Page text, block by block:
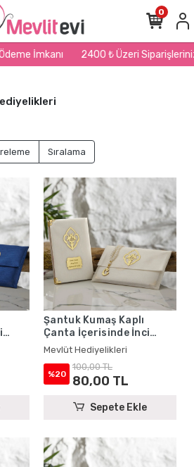
2400 ₺ Üzeri Siparişlerinizde Kargo
0
Sıralama
-
Şantuk Kumaş Kaplı
Çanta İçerisinde İnci
Tesbihli Krem Renkli
Şantuk Yasin Kitabı Seti -
Mevlüt Hediyelikleri
Mevlüt Hediyelikleri
%20
100,00 TL
80,00 TL
Sepete Ekle